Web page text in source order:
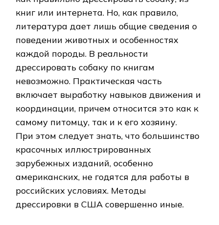
книг или интернета. Но, как правило,
литература дает лишь общие сведения о
поведении животных и особенностях
каждой породы. В реальности
дрессировать собаку по книгам
невозможно. Практическая часть
включает выработку навыков движения и
координации, причем относится это как к
самому питомцу, так и к его хозяину.
При этом следует знать, что большинство
красочных иллюстрированных
зарубежных изданий, особенно
американских, не годятся для работы в
российских условиях. Методы
дрессировки в США совершенно иные.